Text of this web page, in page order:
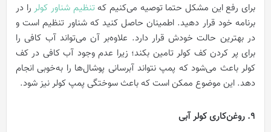
برای رفع این مشکل حتما توصیه می‌کنیم کهتنظیم شناور کولررا در
برنامه خود قرار دهید. اطمینان حاصل کنید که شناور تنظیم است و
در بهترین حالت خودش قرار دارد. علاوه‌بر آن می‌تواند آب کافی را
برای پر کردن کف کولر تامین بکند؛ زیرا عدم وجود آب کافی در کف
کولر باعث می‌شود که پمپ نتواند آبرسانی پوشال‌ها را به‌خوبی انجام
دهد. این موضوع ممکن است که باعث سوختگی پمپ کولر نیز شود.
9. روغن‌کاری کولر آبی